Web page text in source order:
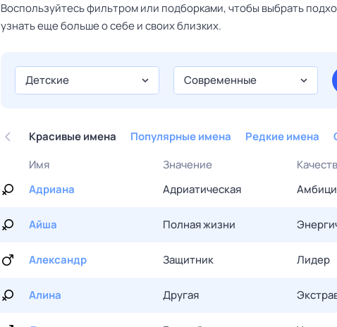
Воспользуйтесь фильтром или подборками, чтобы выбрать
узнать еще больше о себе и своих близких.
Детские Современные
Красивые имена Популярные имена Редкие имена
Имя
Значение
Адриана
Адриатическая
Айша Полная жизни
Александр Защитник Лидер
Алина Другая